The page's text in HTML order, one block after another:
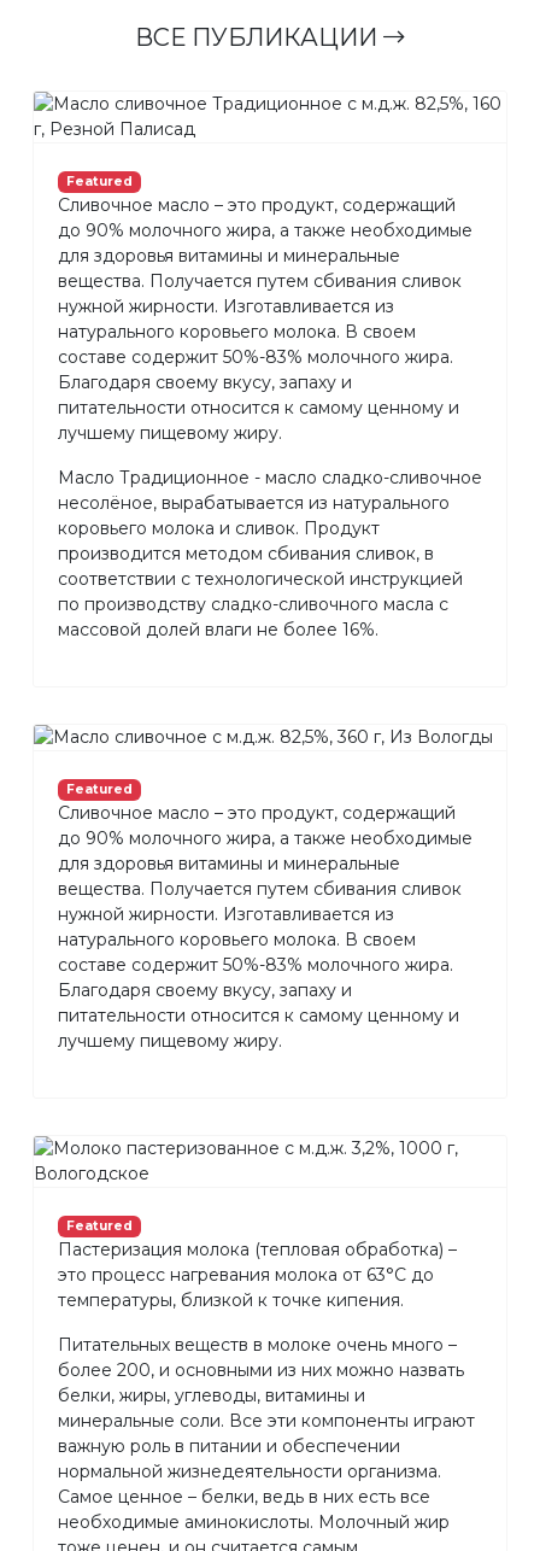
ВСЕ ПУБЛИКАЦИИ
Featured
Сливочное масло – это продукт, содержащий
до 90% молочного жира, а также необходимые
для здоровья витамины и минеральные
вещества. Получается путем сбивания сливок
нужной жирности. Изготавливается из
натурального коровьего молока. В своем
составе содержит 50%-83% молочного жира.
Благодаря своему вкусу, запаху и
питательности относится к самому ценному и
лучшему пищевому жиру.
Масло Традиционное - масло сладко-сливочное
несолёное, вырабатывается из натурального
коровьего молока и сливок. Продукт
производится методом сбивания сливок, в
соответствии с технологической инструкцией
по производству сладко-сливочного масла с
массовой долей влаги не более 16%.
Featured
Сливочное масло – это продукт, содержащий
до 90% молочного жира, а также необходимые
для здоровья витамины и минеральные
вещества. Получается путем сбивания сливок
нужной жирности. Изготавливается из
натурального коровьего молока. В своем
составе содержит 50%-83% молочного жира.
Благодаря своему вкусу, запаху и
питательности относится к самому ценному и
лучшему пищевому жиру.
Featured
Пастеризация молока (тепловая обработка) –
это процесс нагревания молока от 63°С до
температуры, близкой к точке кипения.
Питательных веществ в молоке очень много –
более 200, и основными из них можно назвать
белки, жиры, углеводы, витамины и
минеральные соли. Все эти компоненты играют
важную роль в питании и обеспечении
нормальной жизнедеятельности организма.
Самое ценное – белки, ведь в них есть все
необходимые аминокислоты. Молочный жир